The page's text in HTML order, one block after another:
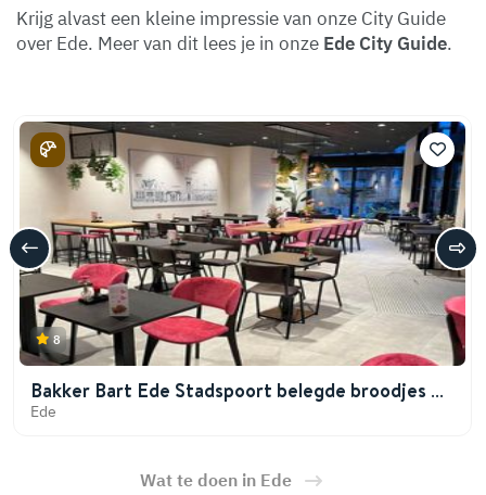
Krijg alvast een kleine impressie van onze City Guide
over Ede. Meer van dit lees je in onze Ede City Guide.
8
Bakker Bart Ede Stadspoort belegde broodjes &
meer
Ede
Wat te doen in Ede